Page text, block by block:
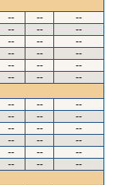
-- --
--
-- --
--
-- --
--
-- --
--
-- --
--
-- --
--
-- --
--
-- --
--
-- --
--
-- --
--
-- --
--
-- --
--